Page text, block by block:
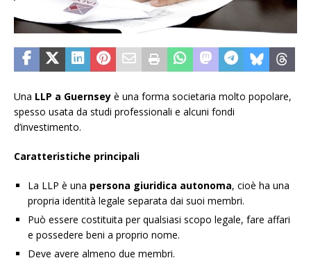
Una LLP a Guernsey è una forma societaria molto popolare,
spesso usata da studi professionali e alcuni fondi
d’investimento.
Caratteristiche principali
La LLP è una persona giuridica autonoma, cioè ha una
propria identità legale separata dai suoi membri.
Può essere costituita per qualsiasi scopo legale, fare affari
e possedere beni a proprio nome.
Deve avere almeno due membri.